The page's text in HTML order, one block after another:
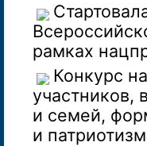
рамках
Конкурс
участников,
и семей,
и